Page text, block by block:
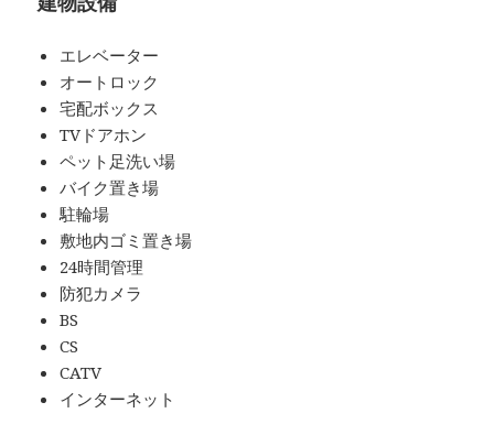
エレベーター
オートロック
宅配ボックス
TVドアホン
ペット足洗い場
バイク置き場
駐輪場
敷地内ゴミ置き場
24時間管理
防犯カメラ
BS
CS
CATV
インターネット